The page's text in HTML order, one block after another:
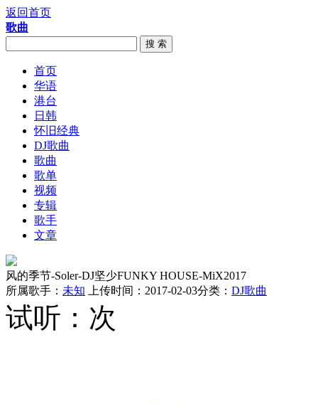
返回首页
歌曲
搜 索
首页
华语
港台
日韩
怀旧经典
DJ歌曲
歌曲
歌单
视频
专辑
歌手
文章
风的季节-Soler-DJ坚少FUNKY HOUSE-MiX2017
所属歌手： 未知 上传时间：2017-02-03分类： DJ歌曲
试听： 次